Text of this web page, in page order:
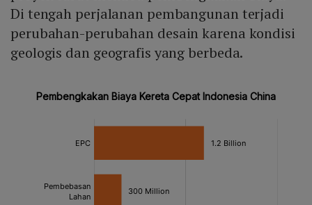
Di tengah perjalanan pembangunan terjadi
perubahan-perubahan desain karena kondisi
geologis dan geografis yang berbeda.